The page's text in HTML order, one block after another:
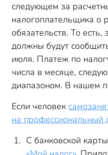
следующем за
налогоплательщика о
обязательств. То
должны будут
июля. Платеж по
числа в месяце,
диапазоном. В нашем
Если человек
на профессиональный
С банковской